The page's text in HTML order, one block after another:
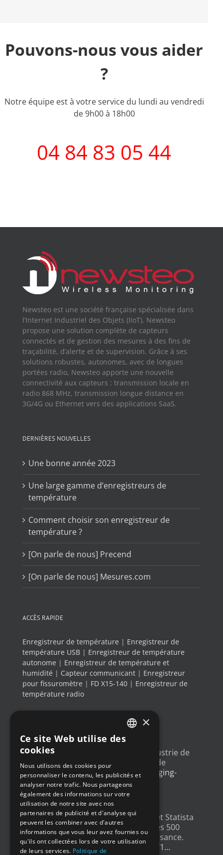
Pouvons-nous vous aider
?
Notre équipe est à votre service du lundi au vendredi
de 9h00 à 18h00
04 84 83 05 44
Newsteo est une société française spécialisée dans
l’Internet Industriel des Objets (IIoT). Newsteo
propose une solution complète de capteurs
connectés et de gestion des mesures à des fins de
traçabilité, d’alerte et de supervision. Grâce à ses
solutions robustes, autonomes, avec de longues
portées radio, Newsteo apporte une nouvelle
connectivité aux capteurs : transmission locale en
radio 868 MHz, transmission longue distance en
3G/4G ou Ethernet vers des applications SaaS.
DERNIÈRES NOUVELLES
Une bonne année 2023
Une large gamme d’enregistreurs de
température
Comment choisir son enregistreur de
température ?
[On parle de nous] Precend
[On parle de nous] Mesures.com
ACCÈS RAPIDE
Enregistreur de température | Enregistreur de
température USB | Enregistreur de température
autonome | Enregistreur de température et
humidité | Capteur communicant | Enregistreur
pour fissuromètre | FD X15-140 | Enregistreur de
température radio
Un article sur l'
dans l'industrie de
l'emballage, avec un exemple de
déploiement @Newsteo packaging-
gateway.com/features/how-i…
4 ans ago
Un grand merci à@LesEchos
et Statista
qui ont classé Newsteo dans les 500
Champions français de la croissance.
Un…twitter.com/i/web/status/1…
GERMAN
SPANISH
×
Ce site Web utilise des
cookies
Nous utilisons des cookies pour
personnaliser le contenu, les publicités et
analyser notre trafic. Nous partageons
également des informations sur votre
utilisation de notre site avec nos
partenaires de publicité et d'analyse qui
peuvent les combiner avec d'autres
informations que vous leur avez fournies ou
qu'ils ont collectées lors de votre utilisation
de leurs services. Politique de